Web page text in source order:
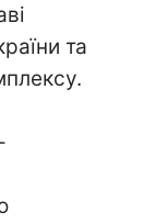
та